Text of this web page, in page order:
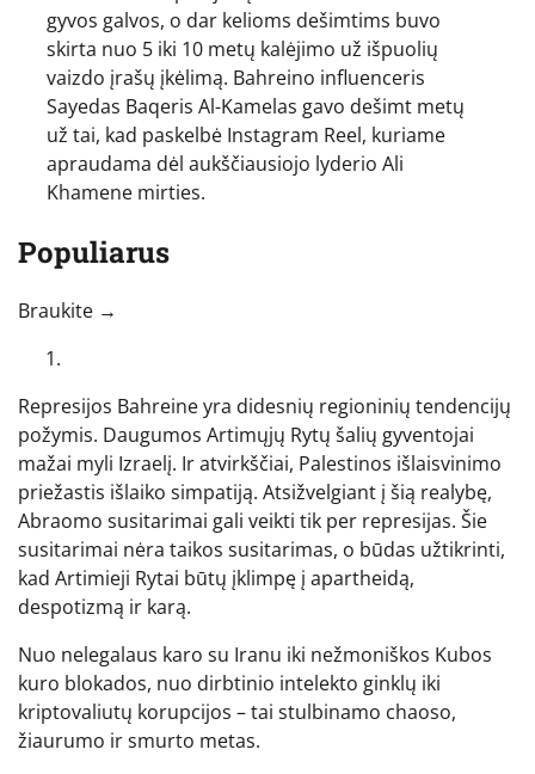
gyvos galvos, o dar kelioms dešimtims buvo
skirta nuo 5 iki 10 metų kalėjimo už išpuolių
vaizdo įrašų įkėlimą. Bahreino influenceris
Sayedas Baqeris Al-Kamelas gavo dešimt metų
už tai, kad paskelbė Instagram Reel, kuriame
apraudama dėl aukščiausiojo lyderio Ali
Khamene mirties.
Populiarus
„Perbraukite kairėn, kad pamatytumėte daugiau autorių“
Braukite →
Represijos Bahreine yra didesnių regioninių tendencijų
požymis. Daugumos Artimųjų Rytų šalių gyventojai
mažai myli Izraelį. Ir atvirkščiai, Palestinos išlaisvinimo
priežastis išlaiko simpatiją. Atsižvelgiant į šią realybę,
Abraomo susitarimai gali veikti tik per represijas. Šie
susitarimai nėra taikos susitarimas, o būdas užtikrinti,
kad Artimieji Rytai būtų įklimpę į apartheidą,
despotizmą ir karą.
Nuo nelegalaus karo su Iranu iki nežmoniškos Kubos
kuro blokados, nuo dirbtinio intelekto ginklų iki
kriptovaliutų korupcijos – tai stulbinamo chaoso,
žiaurumo ir smurto metas.